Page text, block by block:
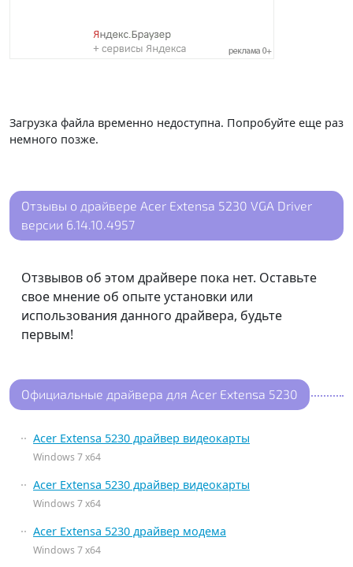
Загрузка файла временно недоступна. Попробуйте еще раз
немного позже.
Отзывы о драйвере Acer Extensa 5230 VGA Driver
версии 6.14.10.4957
Отзвывов об этом драйвере пока нет. Оставьте
свое мнение об опыте установки или
использования данного драйвера, будьте
первым!
Официальные драйвера для Acer Extensa 5230
Acer Extensa 5230 драйвер видеокарты
Windows 7 x64
Acer Extensa 5230 драйвер видеокарты
Windows 7 x64
Acer Extensa 5230 драйвер модема
Windows 7 x64